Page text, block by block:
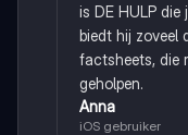
is DE HULP
biedt hij zoveel
factsheets, die
geholpen.
Anna
iOS gebruiker